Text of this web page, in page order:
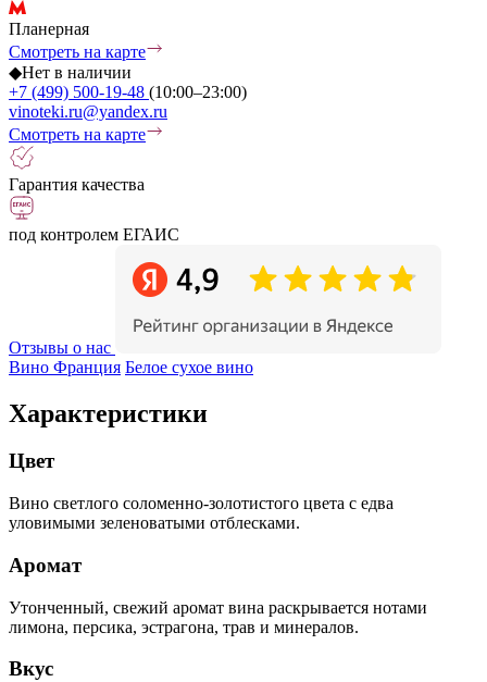
Планерная
Смотреть на карте
◆Нет в наличии
+7 (499) 500-19-48 (10:00–23:00)
vinoteki.ru@yandex.ru
Смотреть на карте
Гарантия качества
под контролем ЕГАИС
Отзывы о нас
Вино Франция Белое сухое вино
Характеристики
Цвет
Вино светлого соломенно-золотистого цвета с едва
уловимыми зеленоватыми отблесками.
Аромат
Утонченный, свежий аромат вина раскрывается нотами
лимона, персика, эстрагона, трав и минералов.
Вкус